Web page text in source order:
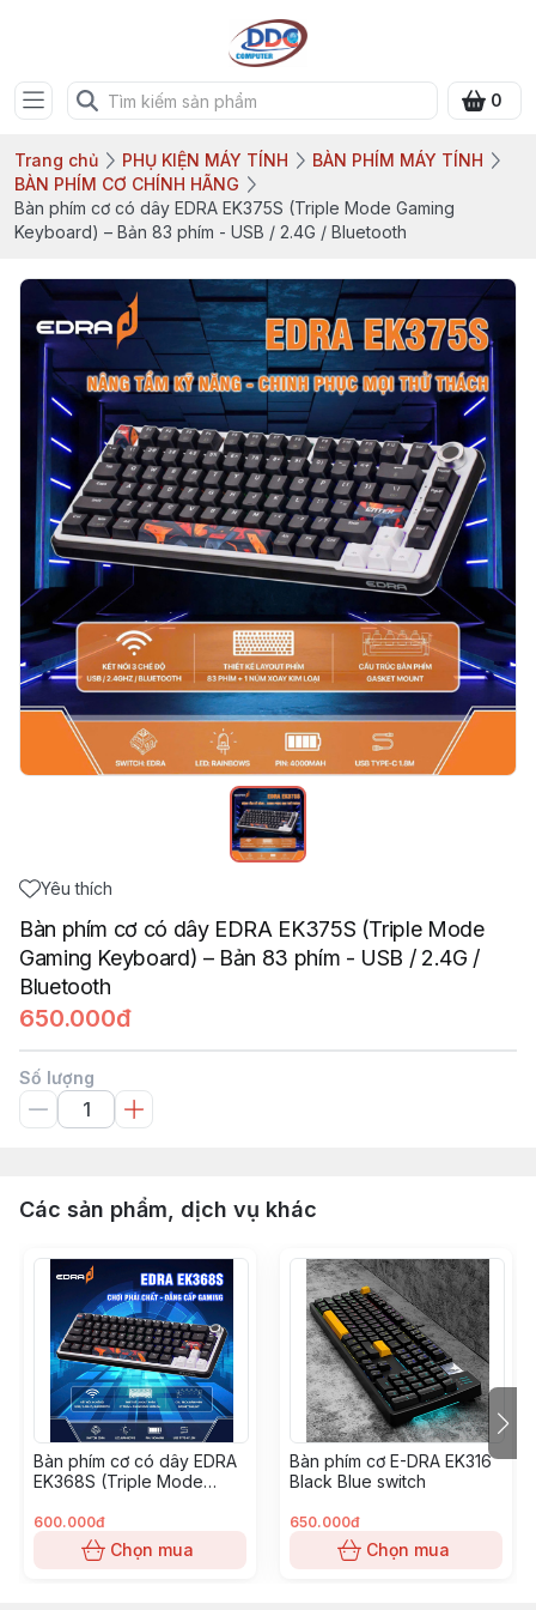
0
Trang chủ PHỤ KIỆN MÁY TÍNH
BÀN PHÍM MÁY TÍNH
BÀN PHÍM CƠ CHÍNH HÃNG
Bàn phím cơ có dây EDRA EK375S (Triple Mode Gaming
Keyboard) – Bản 83 phím - USB / 2.4G / Bluetooth
Yêu thích
Bàn phím cơ có dây EDRA EK375S (Triple Mode
Gaming Keyboard) – Bản 83 phím - USB / 2.4G /
Bluetooth
650.000đ
Số lượng
Các sản phẩm, dịch vụ khác
Bàn phím cơ có dây EDRA
EK368S (Triple Mode
67 phím - USB / 2.4G /
Bluetooth
600.000đ
Chọn mua
Bàn phím cơ E-DRA EK316
Black Blue switch
650.000đ
Chọn mua